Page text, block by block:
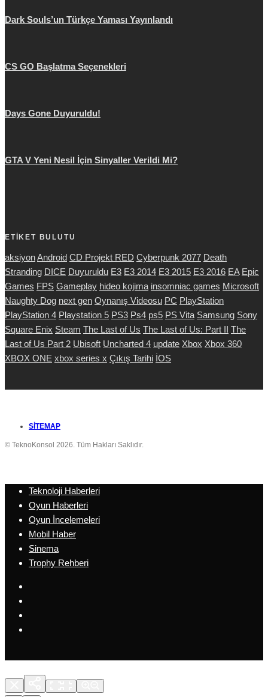
Dark Souls’un Türkçe Yaması Yayınlandı
CS GO Başlatma Seçenekleri
Days Gone Duyuruldu!
GTA V Yeni Nesil İçin Sinyaller Verildi Mi?
ETİKET BULUTU
aksiyonAndroid CD Projekt RED Cyberpunk 2077 Death
Stranding DICE Duyuruldu E3 E3 2014 E3 2015 E3 2016 EA Epic
Games FPS Gameplay hideo kojima insomniac games Microsoft
Naughty Dog next gen Oynanış Videosu PC PlayStation
PlayStation 4 Playstation 5 PS3 Ps4 ps5 PS Vita Samsung Sony
Square Enix Steam The Last of Us The Last of Us: Part II The
Last of Us Part 2 Ubisoft Uncharted 4 update Xbox Xbox 360
XBOX ONE xbox series x Çıkış Tarihi İOS
SITEMAP
© TeknoKonsol 2026. Tüm Hakları Saklıdır.
Teknoloji Haberleri
Oyun Haberleri
Oyun İncelemeleri
Mobil Haber
Sinema
Trophy Rehberi